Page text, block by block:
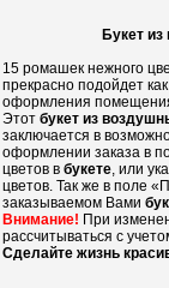
Букет
15 ромашек нежного
прекрасно подойдет
оформления
Этот букет из
заключается в
оформлении заказа в
цветов в букете, или
цветов. Так же в поле
заказываемом Вами
Внимание! При
рассчитываться с
Сделайте жизнь